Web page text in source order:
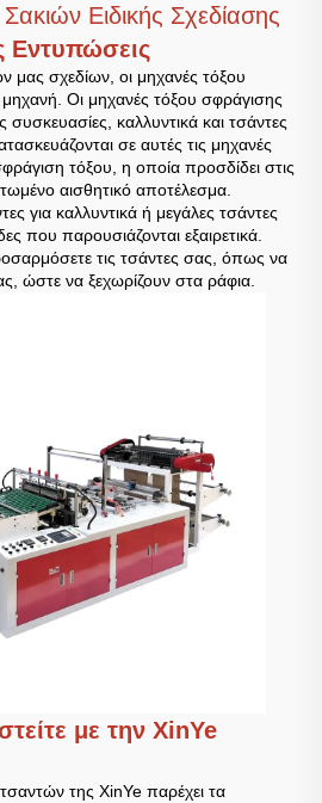
Ειδικής Σχεδίασης
Εντυπώσεις
μας σχεδίων, οι μηχανές τόξου
μηχανή. Οι μηχανές τόξου σφράγισης
συσκευασίες, καλλυντικά και τσάντες
σε αυτές τις μηχανές
τόξου, η οποία προσδίδει στις
αισθητικό αποτέλεσμα.
για καλλυντικά ή μεγάλες τσάντες
που παρουσιάζονται εξαιρετικά.
τις τσάντες σας, όπως να
ώστε να ξεχωρίζουν στα ράφια.
με την XinYe
της XinYe παρέχει τα